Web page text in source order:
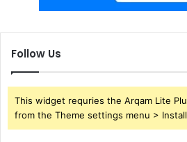
Follow Us
This widget requries the Arqam Lite
from the Theme settings menu >